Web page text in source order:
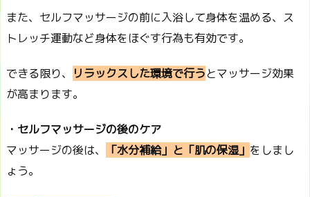
また、セルフマッサージの前に入浴して身体を温める、ス
トレッチ運動など身体をほぐす行為も有効です。
できる限り、 リラックスした環境で行うとマッサージ効果
が高まります。
・セルフマッサージの後のケア
マッサージの後は、
「水分補給」と「肌の保湿」 をしまし
ょう。